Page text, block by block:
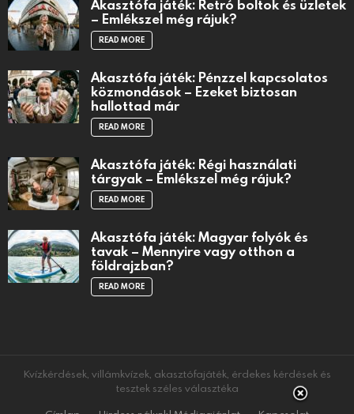
Akasztófa játék: Retró boltok és üzletek
– Emlékszel még rájuk?
READ MORE
Akasztófa játék: Pénzzel kapcsolatos
közmondások – Ezeket biztosan
hallottad már
READ MORE
Akasztófa játék: Régi használati
tárgyak – Emlékszel még rájuk?
READ MORE
Akasztófa játék: Magyar folyók és
tavak – Mennyire vagy otthon a
földrajzban?
READ MORE
Kvízkérdések, villámkvízek, akasztófajáték, érdekes kérdések és
tesztek széles választéka